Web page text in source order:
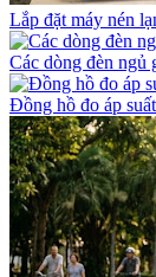
Lắp đặt máy nén
Các dòng đèn ngủ
Đồng hồ đo áp